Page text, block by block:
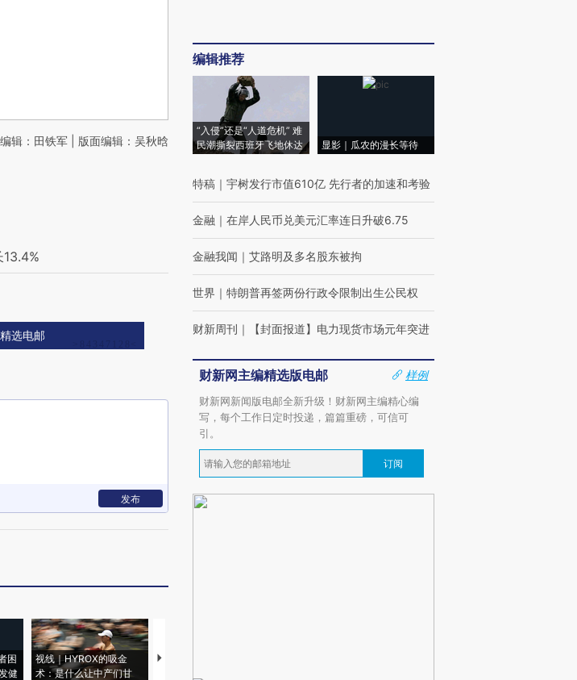
辑：田铁军 | 版面编辑：吴秋晗
选电邮
发布
困
健
视线｜HYROX的吸金
术：是什么让中产们甘
马航飞行员跨国走私7万
编辑推荐
“入侵”还是“人道危机” 难
民潮撕裂西班牙飞地休达
显影｜瓜农的漫长等待
特稿 ｜ 宇树发行市值610亿 先行者的加速和考验
金融 ｜ 在岸人民币兑美元汇率连日升破6.75
金融我闻 ｜ 艾路明及多名股东被拘
世界 ｜ 特朗普再签两份行政令限制出生公民权
财新周刊 ｜ 【封面报道】电力现货市场元年突进
财新网主编精选版电邮
样例
财新网新闻版电邮全新升级！财新网主编精心编
写，每个工作日定时投递，篇篇重磅，可信可
引。
订阅